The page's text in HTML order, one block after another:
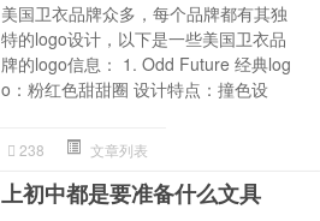
美国卫衣品牌众多，每个品牌都有其独
特的logo设计，以下是一些美国卫衣品
牌的logo信息： 1. Odd Future 经典log
o：粉红色甜甜圈 设计特点：撞色设
238 文章列表
上初中都是要准备什么文具